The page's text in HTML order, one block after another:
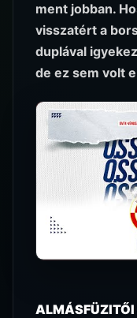
ment jobban.
visszatért a
duplával
de ez sem volt
ALMÁSFÜZITŐI